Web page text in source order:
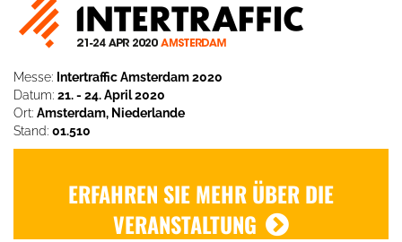
Messe: Intertraffic Amsterdam 2020
Datum: 21. - 24. April 2020
Ort: Amsterdam, Niederlande
Stand: 01.510
ERFAHREN SIE MEHR ÜBER DIE
VERANSTALTUNG